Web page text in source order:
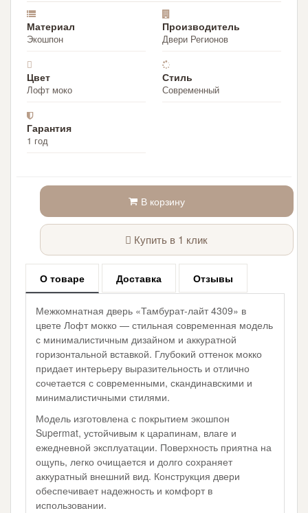
Материал
Экошпон
Производитель
Двери Регионов
Цвет
Лофт моко
Стиль
Современный
Гарантия
1 год
В корзину
Купить в 1 клик
О товаре Доставка Отзывы
Межкомнатная дверь «Тамбурат-лайт 4309» в
цвете Лофт мокко — стильная современная модель
с минималистичным дизайном и аккуратной
горизонтальной вставкой. Глубокий оттенок мокко
придает интерьеру выразительность и отлично
сочетается с современными, скандинавскими и
минималистичными стилями.
Модель изготовлена с покрытием экошпон
Supermat, устойчивым к царапинам, влаге и
ежедневной эксплуатации. Поверхность приятна на
ощупь, легко очищается и долго сохраняет
аккуратный внешний вид. Конструкция двери
обеспечивает надежность и комфорт в
использовании.